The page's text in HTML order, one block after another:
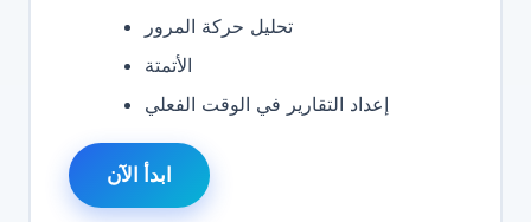
تحليل حركة المرور
الأتمتة
إعداد التقارير في الوقت الفعلي
ابدأ الآن